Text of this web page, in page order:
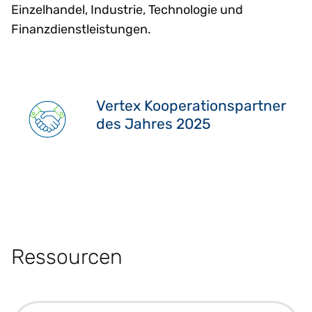
Einzelhandel, Industrie, Technologie und
Finanzdienstleistungen.
Vertex Kooperationspartner
des Jahres 2025
Ressourcen